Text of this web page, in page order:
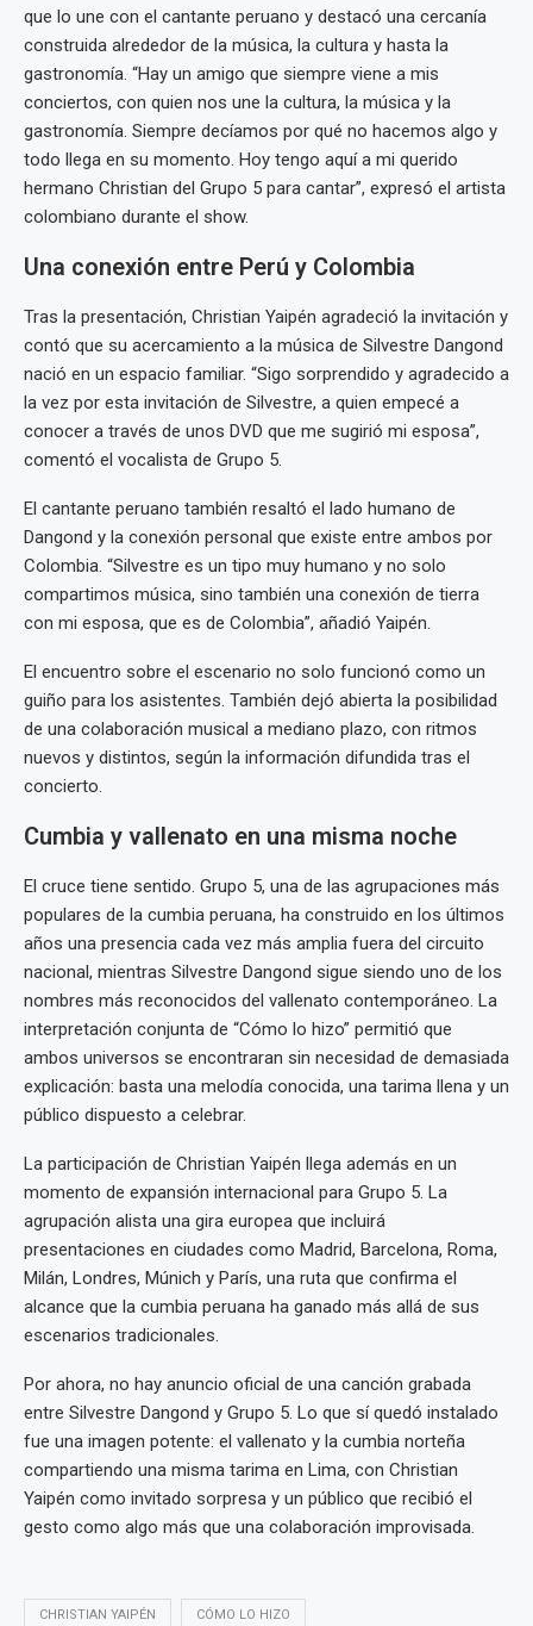
que lo une con el cantante peruano y destacó una cercanía
construida alrededor de la música, la cultura y hasta la
gastronomía. “Hay un amigo que siempre viene a mis
conciertos, con quien nos une la cultura, la música y la
gastronomía. Siempre decíamos por qué no hacemos algo y
todo llega en su momento. Hoy tengo aquí a mi querido
hermano Christian del Grupo 5 para cantar”, expresó el artista
colombiano durante el show.
Una conexión entre Perú y Colombia
Tras la presentación, Christian Yaipén agradeció la invitación y
contó que su acercamiento a la música de Silvestre Dangond
nació en un espacio familiar. “Sigo sorprendido y agradecido a
la vez por esta invitación de Silvestre, a quien empecé a
conocer a través de unos DVD que me sugirió mi esposa”,
comentó el vocalista de Grupo 5.
El cantante peruano también resaltó el lado humano de
Dangond y la conexión personal que existe entre ambos por
Colombia. “Silvestre es un tipo muy humano y no solo
compartimos música, sino también una conexión de tierra
con mi esposa, que es de Colombia”, añadió Yaipén.
El encuentro sobre el escenario no solo funcionó como un
guiño para los asistentes. También dejó abierta la posibilidad
de una colaboración musical a mediano plazo, con ritmos
nuevos y distintos, según la información difundida tras el
concierto.
Cumbia y vallenato en una misma noche
El cruce tiene sentido. Grupo 5, una de las agrupaciones más
populares de la cumbia peruana, ha construido en los últimos
años una presencia cada vez más amplia fuera del circuito
nacional, mientras Silvestre Dangond sigue siendo uno de los
nombres más reconocidos del vallenato contemporáneo. La
interpretación conjunta de “Cómo lo hizo” permitió que
ambos universos se encontraran sin necesidad de demasiada
explicación: basta una melodía conocida, una tarima llena y un
público dispuesto a celebrar.
La participación de Christian Yaipén llega además en un
momento de expansión internacional para Grupo 5. La
agrupación alista una gira europea que incluirá
presentaciones en ciudades como Madrid, Barcelona, Roma,
Milán, Londres, Múnich y París, una ruta que confirma el
alcance que la cumbia peruana ha ganado más allá de sus
escenarios tradicionales.
Por ahora, no hay anuncio oficial de una canción grabada
entre Silvestre Dangond y Grupo 5. Lo que sí quedó instalado
fue una imagen potente: el vallenato y la cumbia norteña
compartiendo una misma tarima en Lima, con Christian
Yaipén como invitado sorpresa y un público que recibió el
gesto como algo más que una colaboración improvisada.
CHRISTIAN YAIPÉN CÓMO LO HIZO